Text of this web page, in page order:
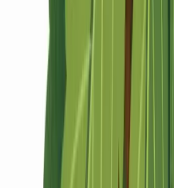
Cannabis Karte